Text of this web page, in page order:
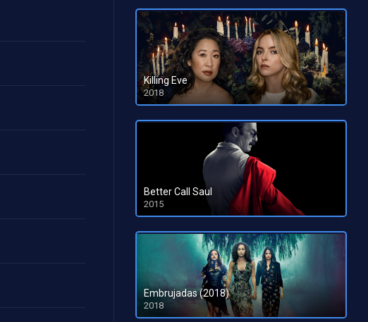
Killing Eve
2018
HD 1080pHD 720p
Better Call Saul
2015
HD 1080pHD 720p
Embrujadas (2018)
2018